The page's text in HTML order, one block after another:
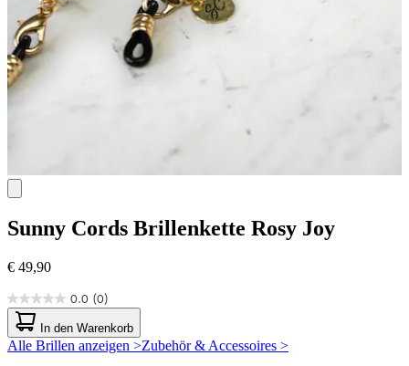
Sunny Cords Brillenkette Rosy Joy
€ 49,90
0.0 (0)
0.0
von
5
Sternen.
In den Warenkorb
Alle Brillen anzeigen >Zubehör & Accessoires >